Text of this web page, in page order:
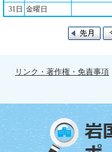
31日 金曜日
リンク・著作権・免責事項